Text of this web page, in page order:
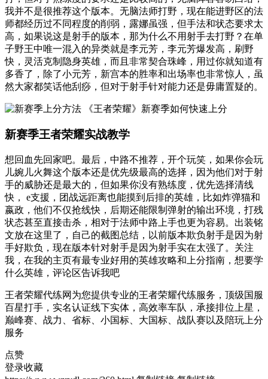
我并不是很推荐这个版本。无脑法师打野，现在能进野区的法
师都经历过不同程度的削弱，露娜虽强，但手法和状态要求太
高，如果说这是射手的版本，那为什么不用射手去打野？在单
子野王中唯一混入的异类就是李元芳，李元芳爆发高，刷野
快，灵活克制隐身英雄，而且非常契合珠峰，用过你就知道有
多香了，除了小元芳，新宫本的胜率和出场率也非常惊人，虽
然大家都笑话他刮痧，但对于射手针对能力还是毋庸置疑的。
新赛季王者荣耀实战教学
想回血先回家吧。最后，中路不推荐，开个玩笑，如果你会玩
儿婉儿火舞这个版本还是优先级最高的选择，因为他们对于射
手的威胁还是最大的，但如果你没有熟练度，优先选择清线
快， e支援，团战远距离也能摸到后排的英雄，比如炸弹猫和
嬴政，他们不仅抢线快，后期还能限制弹射的输出环境，打残
状态甚至直接击杀，相对于法师中路上手也更为容易。出装铭
文放在这里了，自己的截图总结，以前版本欺负射手是因为射
手好欺负，现在版本针对射手是因为射手实在太强了。关注
我，在我的主页有最专业好用的英雄攻略和上分指南，想要学
什么英雄，评论区告诉我吧
王者荣耀代练网为您提供专业的王者荣耀代练服务，顶级国服
百星打手，实名认证线下实体，高效率车队，承接排位上星，
巅峰赛、战力、省标、小国标、大国标、战队赛以及陪玩上分
服务
点赞
登录收藏